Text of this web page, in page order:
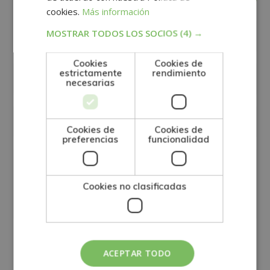
GRUPO TARRACO DE ESCUELAS DE FORMACIÓN DE POSTGRADO, S.L., CIF:
B01589969, Domicilio: C/ Amadeu Vives, 5, Bloque 1 - Bajo C, 43481, La
Finalidad del Tratamiento: Tratamos la información que nos facilita con el
cookies. Más información
MOSTRAR TODOS LOS SOCIOS (4) →
Cookies
estrictamente
necesarias
Cookies de
rendimiento
Cookies de
preferencias
Cookies de
funcionalidad
Cookies no clasificadas
ACEPTAR TODO